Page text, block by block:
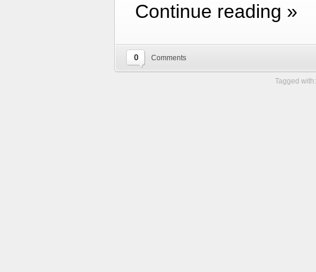
Continue reading »
0 Comments
Tagged with: